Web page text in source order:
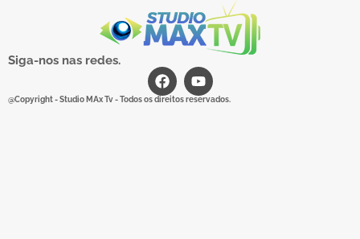
Siga-nos nas redes.
@Copyright - Studio MAx Tv - Todos os direitos reservados.